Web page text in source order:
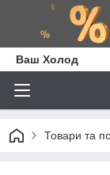
Ваш Холод
Товари та